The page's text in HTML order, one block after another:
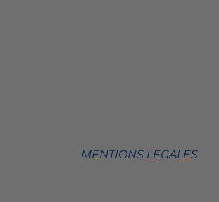
MENTIONS LEGALES